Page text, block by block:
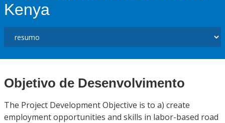
Kenya
Objetivo de Desenvolvimento
The Project Development Objective is to a) create
employment opportunities and skills in labor-based road